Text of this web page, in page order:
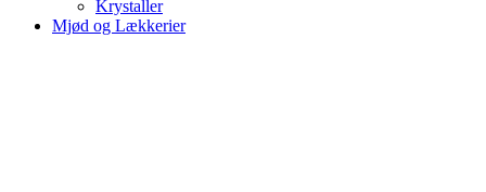
Krystaller
Mjød og Lækkerier